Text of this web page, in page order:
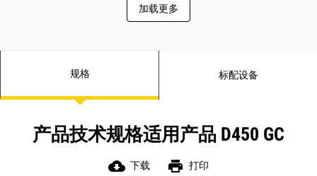
加载更多
规格 标配设备
产品技术规格适用产品 D450 GC
cloud_download 下载 print 打印